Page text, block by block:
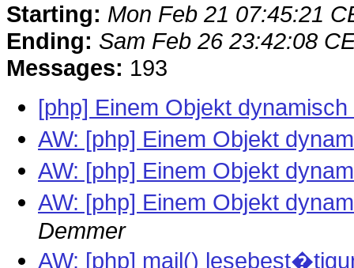
Starting: Mon Feb 21 07:45:21
Ending: Sam Feb 26 23:42:08
Messages: 193
[php] Einem Objekt
AW: [php] Einem Objekt
AW: [php] Einem Objekt
AW: [php] Einem Objekt
Demmer
AW: [php] mail()